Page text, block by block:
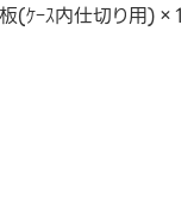
(ｹｰｽ内仕切り用)×1